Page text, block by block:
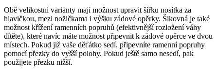
Obě velikostní varianty mají možnost upravit šířku nosítka za
hlavičkou, mezi nožičkama i výšku zádové opěrky. Šikovná je také
možnost křížení ramenních popruhů (efektivnější rozložení váhy
dítěte), které navíc máte možnost připevnit k zádové opěrce ve dvou
místech. Pokud již vaše děťátko sedí, připevníte ramenní popruhy
pomocí přezky do vyšší polohy. Pokud ještě samo nesedí, pak
použijete přezku nižší.